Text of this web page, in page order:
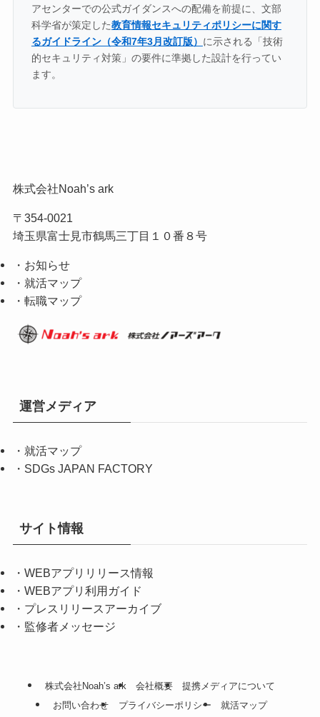
アセンターでの公式ガイダンスへの配備を前提に、文部
科学省が策定した教育情報セキュリティポリシーに関す
るガイドライン（令和7年3月改訂版） に示される「技術
的セキュリティ対策」の要件に準拠した設計を行ってい
ます。
株式会社Noah’s ark
〒354-0021
埼玉県富士見市鶴馬三丁目１０番８号
・お知らせ
・就活マップ
・転職マップ
運営メディア
・ 就活マップ
・ SDGs JAPAN FACTORY
サイト情報
・ WEBアプリリリース情報
・ WEBアプリ利用ガイド
・ プレスリリースアーカイブ
・ 監修者メッセージ
株式会社Noah’s ark 会社概要
提携メディアについて
お問い合わせ
プライバシーポリシー 就活マップ